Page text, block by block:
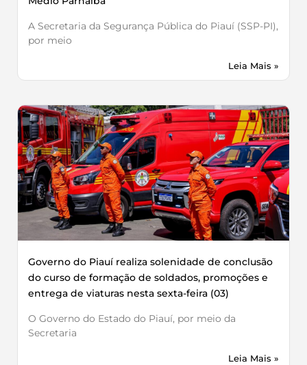
A Secretaria da Segurança Pública do Piauí (SSP-PI),
por meio
Leia Mais »
Governo do Piauí realiza solenidade de conclusão
do curso de formação de soldados, promoções e
entrega de viaturas nesta sexta-feira (03)
O Governo do Estado do Piauí, por meio da
Secretaria
Leia Mais »